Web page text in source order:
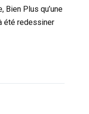
Bien Plus qu’une
été redessiner